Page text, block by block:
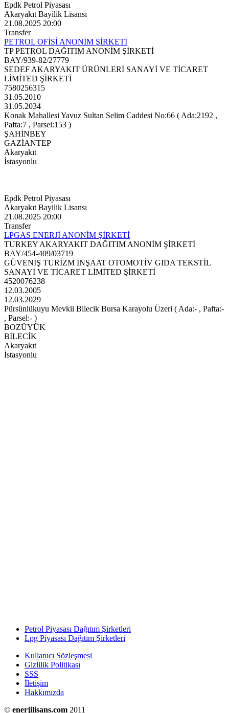
Epdk Petrol Piyasası
Akaryakıt Bayilik Lisansı
21.08.2025 20:00
Transfer
PETROL OFİSİ ANONİM ŞİRKETİ
TP PETROL DAĞITIM ANONİM ŞİRKETİ
BAY/939-82/27779
SEDEF AKARYAKIT ÜRÜNLERİ SANAYİ VE TİCARET
LİMİTED ŞİRKETİ
7580256315
31.05.2010
31.05.2034
Konak Mahallesi Yavuz Sultan Selim Caddesi No:66 ( Ada:2192 ,
Pafta:7 , Parsel:153 )
ŞAHİNBEY
GAZİANTEP
Akaryakıt
İstasyonlu
Epdk Petrol Piyasası
Akaryakıt Bayilik Lisansı
21.08.2025 20:00
Transfer
LPGAS ENERJİ ANONİM ŞİRKETİ
TURKEY AKARYAKIT DAĞITIM ANONİM ŞİRKETİ
BAY/454-409/03719
GÜVENİŞ TURİZM İNŞAAT OTOMOTİV GIDA TEKSTİL
SANAYİ VE TİCARET LİMİTED ŞİRKETİ
4520076238
12.03.2005
12.03.2029
Pürsünlükuyu Mevkii Bilecik Bursa Karayolu Üzeri ( Ada:- , Pafta:-
, Parsel:- )
BOZÜYÜK
BİLECİK
Akaryakıt
İstasyonlu
Petrol Piyasası Dağıtım Şirketleri
Lpg Piyasası Dağıtım Şirketleri
Kullanıcı Sözleşmesi
Gizlilik Politikası
SSS
İletişim
Hakkımızda
© enerjilisans.com 2011